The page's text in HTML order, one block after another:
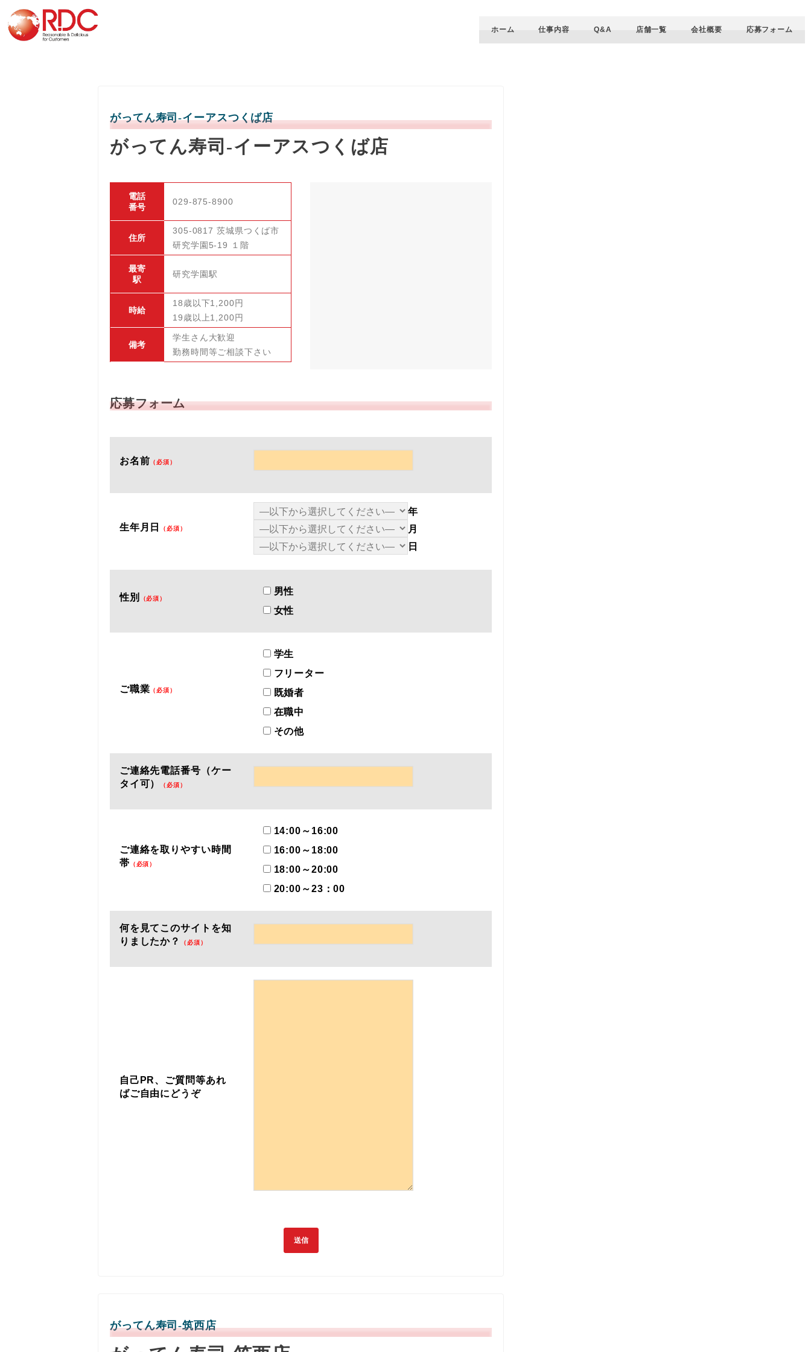
ホーム 仕事内容 Q&A 店舗一覧 会社概要 応募フォーム
がってん寿司-イーアスつくば店
がってん寿司-イーアスつくば店
電話
番号
029-875-8900
住所
305-0817 茨城県つくば市
研究学園5-19 １階
最寄
駅
研究学園駅
時給
18歳以下1,200円
19歳以上1,200円
備考
学生さん大歓迎
勤務時間等ご相談下さい
応募フォーム
お名前 （必須）
生年月日 （必須）
年
月
日
性別 （必須）
男性
女性
ご職業 （必須）
学生
フリーター
既婚者
在職中
その他
ご連絡先電話番号（ケー
タイ可）
（必須）
ご連絡を取りやすい時間
帯 （必須）
14:00～16:00
16:00～18:00
18:00～20:00
20:00～23：00
何を見てこのサイトを知
りましたか？
（必須）
自己PR、ご質問等あれ
ばご自由にどうぞ
がってん寿司-筑西店